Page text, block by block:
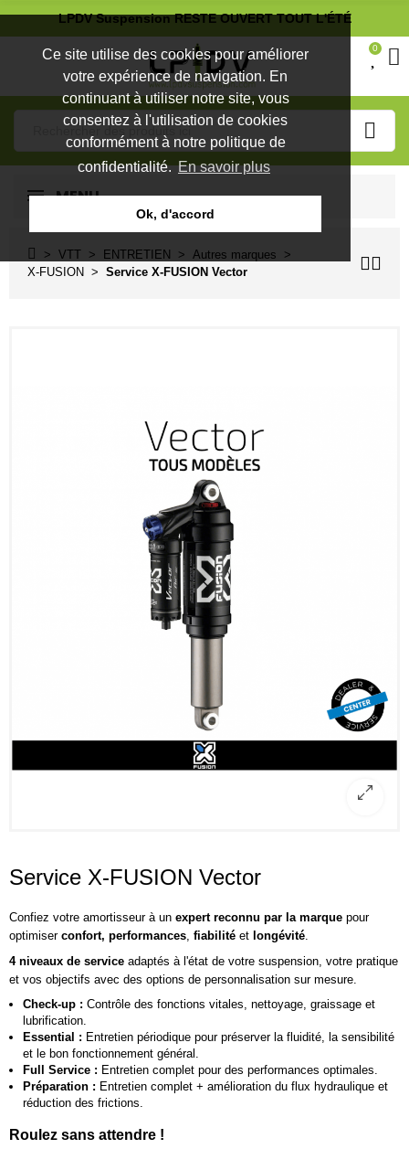
Ce site utilise des cookies pour améliorer
votre expérience de navigation. En
continuant à utiliser notre site, vous
consentez à l'utilisation de cookies
conformément à notre politique de
confidentialité.En savoir plus
Ok, d'accord
LPDV Suspension RESTE OUVERT TOUT L'ÉTÉ
0
MENU
VTT ENTRETIEN
Autres marques
X-FUSION
Service X-FUSION Vector
Service X-FUSION Vector
Confiez votre amortisseur à un expert reconnu par la marque pour
optimiser confort, performances fiabilité et longévité
4 niveaux de service adaptés à l'état de votre suspension, votre pratique
et vos objectifs avec des options de personnalisation sur mesure.
Check-up : Contrôle des fonctions vitales, nettoyage, graissage et
lubrification.
Essential : Entretien périodique pour préserver la fluidité, la sensibilité
et le bon fonctionnement général.
Full Service : Entretien complet pour des performances optimales.
Préparation : Entretien complet + amélioration du flux hydraulique et
réduction des frictions.
Roulez sans attendre !